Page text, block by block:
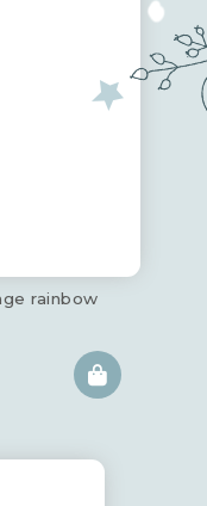
rainbow